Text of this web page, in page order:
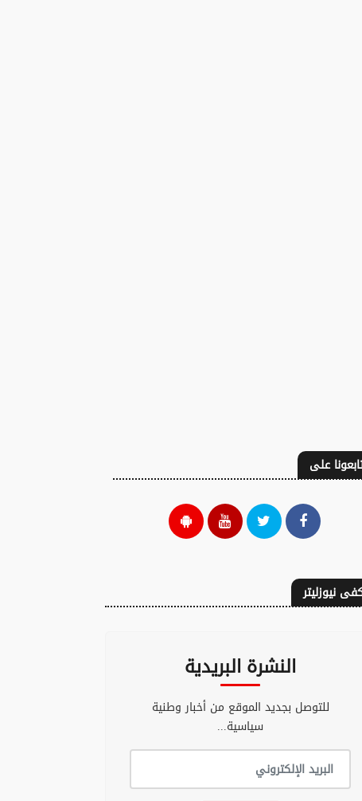
على
نيوزليتر
النشرة البريدية
للتوصل بجديد الموقع من أخبار وطنية
سياسية...